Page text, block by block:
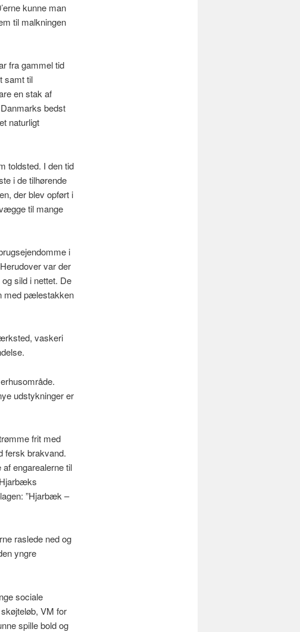
kunne man
til malkningen
fra gammel tid
samt til
en stak af
bedst
naturligt
toldsted. I den tid
i de tilhørende
der blev opført i
til mange
i
var der
sild i nettet. De
med pælestakken
vaskeri
udstykninger er
frit med
fersk brakvand.
engarealerne til
”Hjarbæk –
raslede ned og
yngre
sociale
VM for
spille bold og